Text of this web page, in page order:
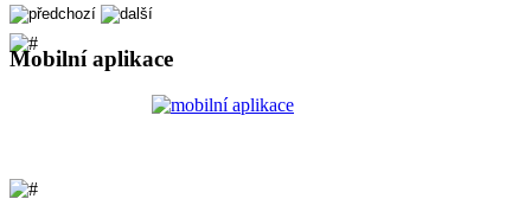
Mobilní aplikace